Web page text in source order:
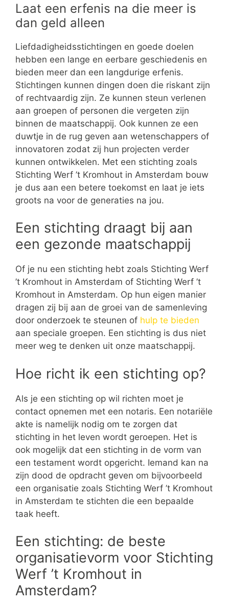
Laat een erfenis na die meer is
dan geld alleen
Liefdadigheidsstichtingen en goede doelen
hebben een lange en eerbare geschiedenis en
bieden meer dan een langdurige erfenis.
Stichtingen kunnen dingen doen die riskant zijn
of rechtvaardig zijn. Ze kunnen steun verlenen
aan groepen of personen die vergeten zijn
binnen de maatschappij. Ook kunnen ze een
duwtje in de rug geven aan wetenschappers of
innovatoren zodat zij hun projecten verder
kunnen ontwikkelen. Met een stichting zoals
Stichting Werf ’t Kromhout in Amsterdam bouw
je dus aan een betere toekomst en laat je iets
groots na voor de generaties na jou.
Een stichting draagt bij aan
een gezonde maatschappij
Of je nu een stichting hebt zoals Stichting Werf
’t Kromhout in Amsterdam of Stichting Werf ’t
Kromhout in Amsterdam. Op hun eigen manier
dragen zij bij aan de groei van de samenleving
door onderzoek te steunen of hulp te bieden
aan speciale groepen. Een stichting is dus niet
meer weg te denken uit onze maatschappij.
Hoe richt ik een stichting op?
Als je een stichting op wil richten moet je
contact opnemen met een notaris. Een notariële
akte is namelijk nodig om te zorgen dat
stichting in het leven wordt geroepen. Het is
ook mogelijk dat een stichting in de vorm van
een testament wordt opgericht. Iemand kan na
zijn dood de opdracht geven om bijvoorbeeld
een organisatie zoals Stichting Werf ’t Kromhout
in Amsterdam te stichten die een bepaalde
taak heeft.
Een stichting: de beste
organisatievorm voor Stichting
Werf ’t Kromhout in
Amsterdam?